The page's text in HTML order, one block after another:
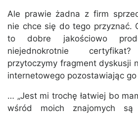
Ale prawie żadna z firm
nie chce się do tego przyznać.
to dobre jakościowo
niejednokrotnie
przytoczymy fragment dyskusji
internetowego pozostawiając
… „Jest mi trochę łatwiej bo
wśród moich znajomych są